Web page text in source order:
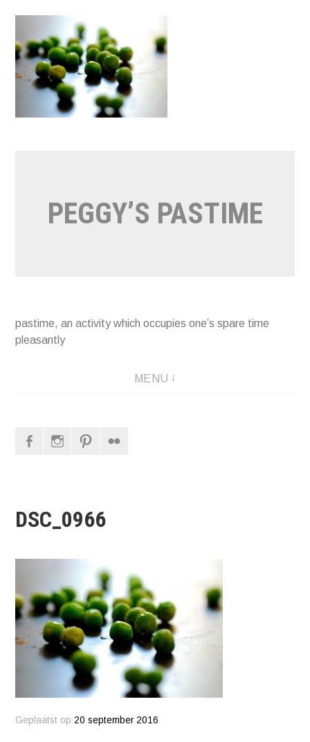
de
inhoud
springen
PEGGY’S PASTIME
pastime, an activity which occupies one’s spare time
pleasantly
MENU
FacebookInstagram
DSC_0966
Geplaatst op 20 september 2016